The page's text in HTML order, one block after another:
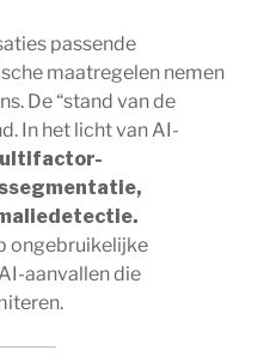
passende
maatregelen nemen
De “stand van de
In het licht van AI-
ongebruikelijke
aanvallen die